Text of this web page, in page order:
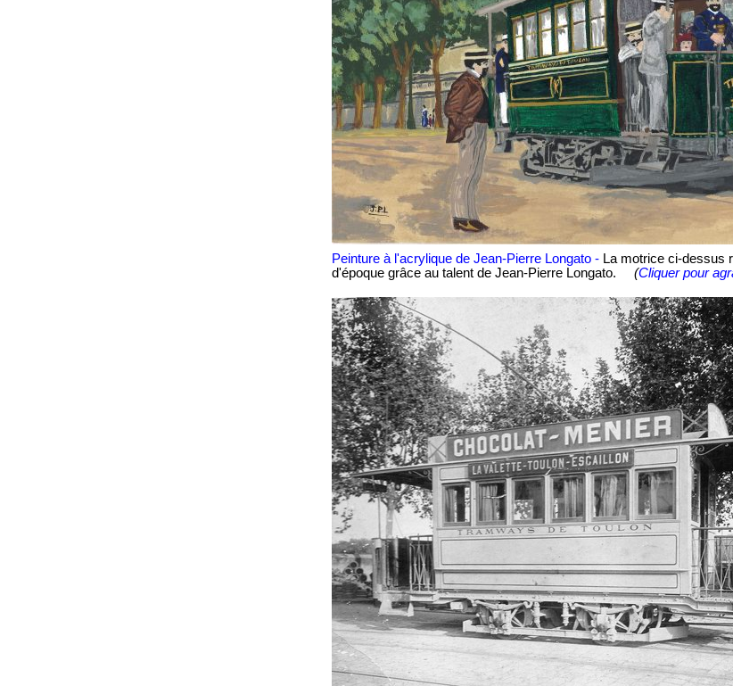
Peinture à l'acrylique de Jean-Pierre Longato - La motrice ci-dessus
d'époque grâce au talent de Jean-Pierre Longato.
(Cliquer pour